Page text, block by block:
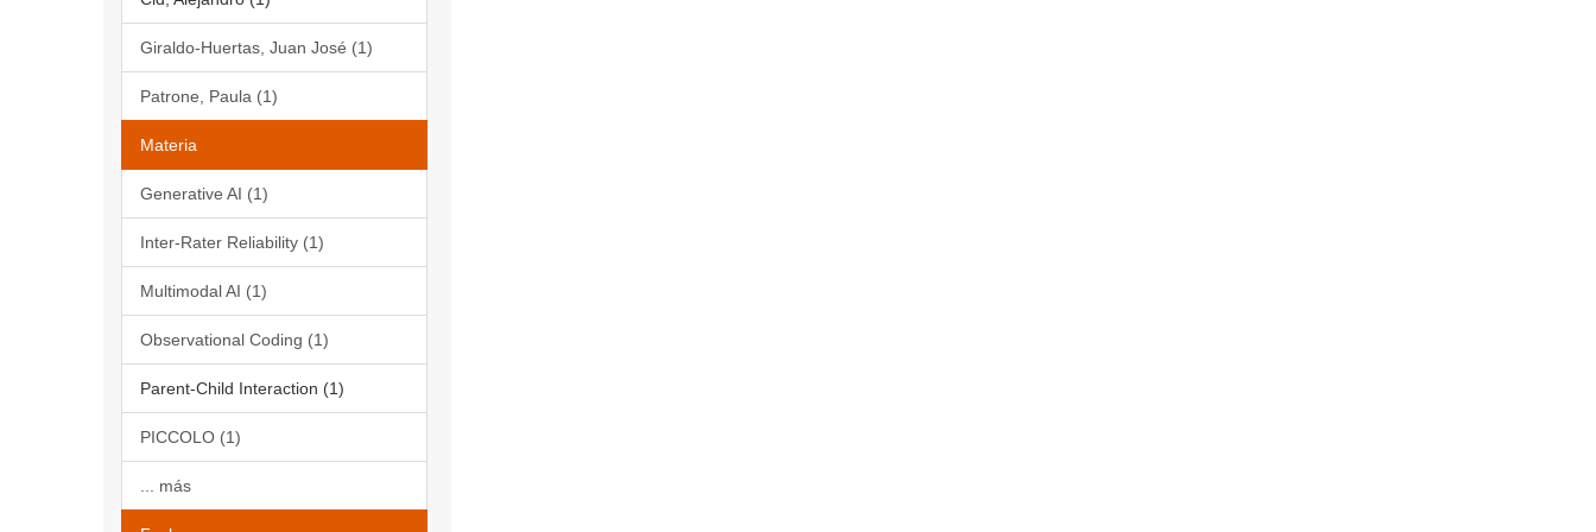
Giraldo-Huertas, Juan José (1)
Patrone, Paula (1)
Materia
Generative AI (1)
Inter-Rater Reliability (1)
Multimodal AI (1)
Observational Coding (1)
Parent-Child Interaction (1)
PICCOLO (1)
... más